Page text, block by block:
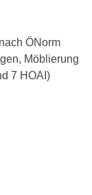
ÖNorm
Möblierung
7 HOAI)